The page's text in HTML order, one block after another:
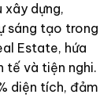
xây dựng,
sáng tạo trong
Estate, hứa
tế và tiện nghi.
diện tích, đảm